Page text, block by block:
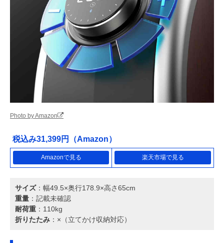
Photo by Amazon
税込み31,399円（Amazon）
Amazonで見る 楽天市場で見る
サイズ：幅49.5×奥行178.9×高さ65cm
重量 ：記載未確認
耐荷重 ：110kg
折りたたみ ：×（立てかけ収納対応）